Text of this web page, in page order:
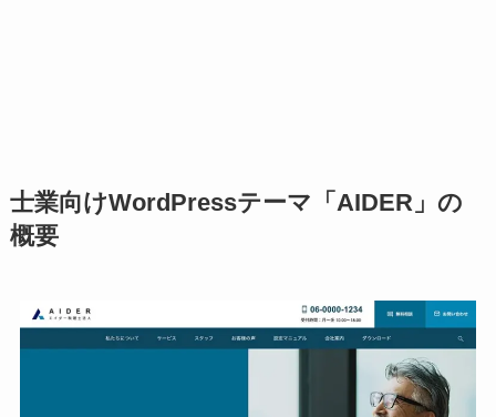
士業向けWordPressテーマ 「AIDER」 の
概要